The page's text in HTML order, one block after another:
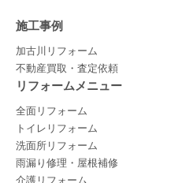
施工事例
加古川リフォーム
不動産買取・査定依頼
リフォームメニュー
全面リフォーム
トイレリフォーム
洗面所リフォーム
雨漏り修理・屋根補修
介護リフォーム